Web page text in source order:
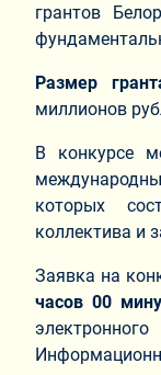
грантов
Размер
миллионов
В конкурсе
которых
коллектива и
Заявка на
часов 00